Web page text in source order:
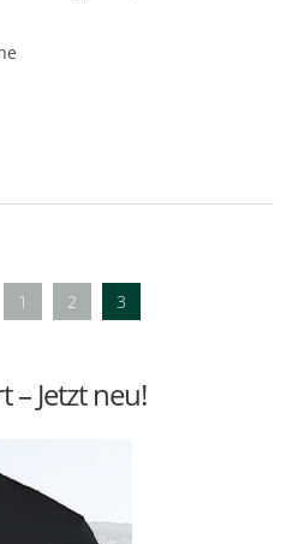
1 2 3
– Jetzt neu!